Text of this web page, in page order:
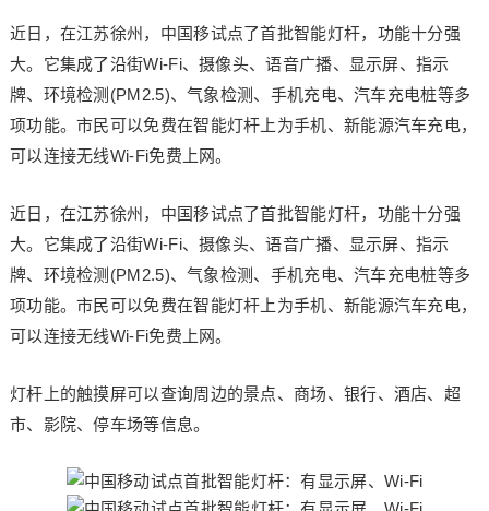
近日，在江苏徐州，中国移试点了首批智能灯杆，功能十分强
大。它集成了沿街Wi-Fi、摄像头、语音广播、显示屏、指示
牌、环境检测(PM2.5)、气象检测、手机充电、汽车充电桩等多
项功能。市民可以免费在智能灯杆上为手机、新能源汽车充电，
可以连接无线Wi-Fi免费上网。
近日，在江苏徐州，中国移试点了首批智能灯杆，功能十分强
大。它集成了沿街Wi-Fi、摄像头、语音广播、显示屏、指示
牌、环境检测(PM2.5)、气象检测、手机充电、汽车充电桩等多
项功能。市民可以免费在智能灯杆上为手机、新能源汽车充电，
可以连接无线Wi-Fi免费上网。
灯杆上的触摸屏可以查询周边的景点、商场、银行、酒店、超
市、影院、停车场等信息。